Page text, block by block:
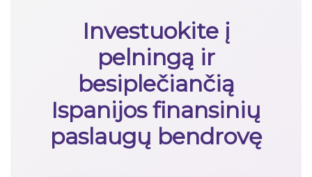
Investuokite į
pelningą ir
besiplečiančią
Ispanijos finansinių
paslaugų bendrovę